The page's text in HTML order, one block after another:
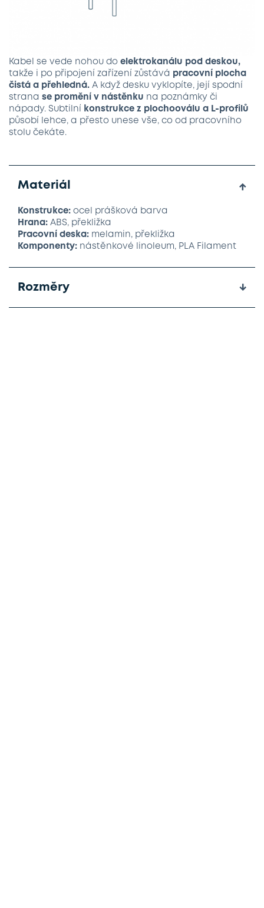
Kabel se vede nohou do elektrokanálu pod deskou,
takže i po připojení zařízení zůstává pracovní plocha
čistá a přehledná. A když desku vyklopíte, její spodní
strana se promění v nástěnku na poznámky či
nápady. Subtilní
konstrukce z plochooválu a L-profilů
působí lehce, a přesto unese vše, co od pracovního
stolu čekáte.
Materiál ↓
Konstrukce: ocel prášková barva
Hrana: ABS, překližka
Pracovní deska: melamin, překližka
Komponenty: nástěnkové linoleum, PLA Filament
Rozměry ↓